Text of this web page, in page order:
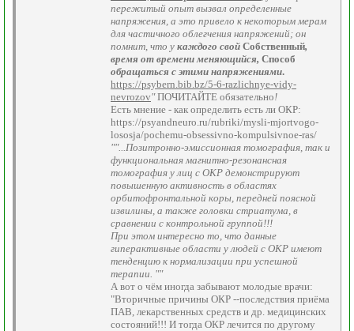
пережитый опыт вызвал определенные
напряжения, а это привело к некоторым мерам
для частичного облегчения напряжений; он
помнит, что у каждого свой Собственный,
время от времени меняющийся, Способ
обращаться с этими напряжениями.
https://psybern.bib.bz/5-6-razlichnye-vidy-
nevrozov"ПОЧИТАЙТЕ обязательно!
Есть мнение - как определить есть ли ОКР:
https://psyandneuro.ru/rubriki/mysli-mjortvogo-
lososja/pochemu-obsessivno-kompulsivnoe-ras/
""...Позитронно-эмиссионная томография, так и
функциональная магнитно-резонансная
томография у лиц с ОКР демонстрируют
повышенную активность в областях
орбитофронтальной коры, передней поясной
извилины, а также головки стриатума, в
сравнении с контрольной группой!!!
При этом интересно то, что данные
гиперактивные области у людей с ОКР имеют
тенденцию к нормализации при успешной
терапии. ""
А вот о чём иногда забывают молодые врачи:
"Вторичные причины ОКР --последствия приёма
ПАВ, лекарственных средств и др. медицинских
состояний!!! И тогда ОКР лечится по другому